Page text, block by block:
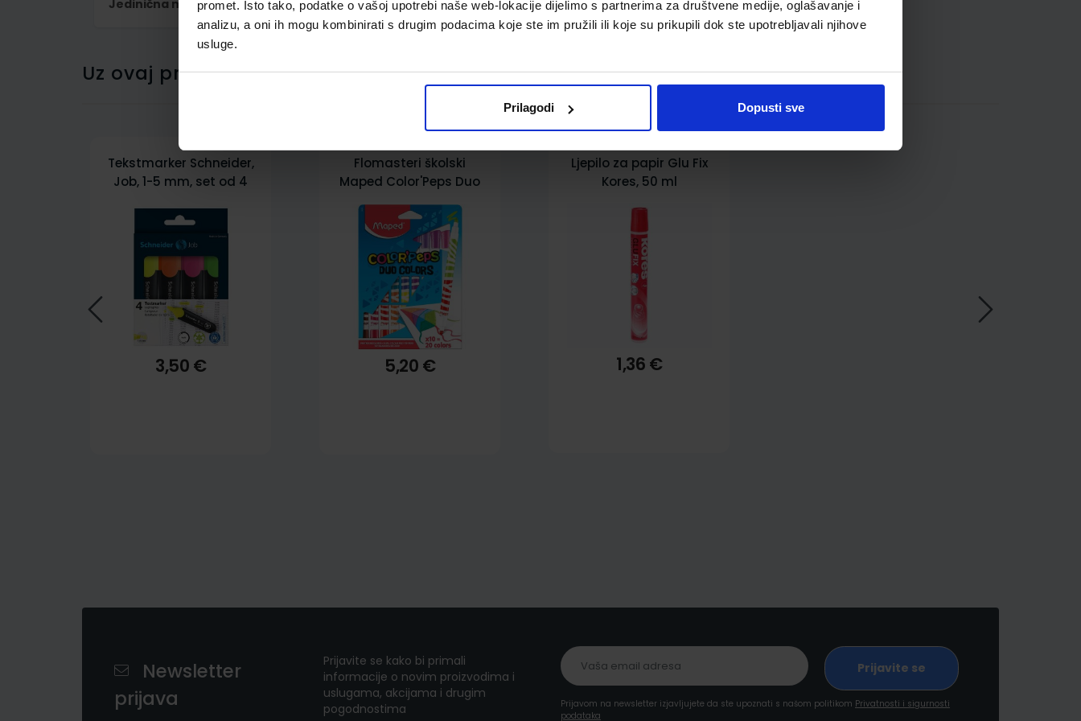
promet. Isto tako, podatke o vašoj upotrebi naše web-lokacije dijelimo s partnerima za društvene medije, oglašavanje i
analizu, a oni ih mogu kombinirati s drugim podacima koje ste im pružili ili koje su prikupili dok ste upotrebljavali njihove
usluge.
Prilagodi Dopusti sve
Jedinična mjera
kom
Uz ovaj proizvod kupci su kupili i ovo…
Tekstmarker Schneider,
Job, 1-5 mm, set od 4
3,50 €
Flomasteri školski
Maped Color'Peps Duo
5,20 €
Ljepilo za papir Glu Fix
Kores, 50 ml
1,36 €
Newsletter
prijava
Prijavite se kako bi primali
informacije o novim proizvodima i
uslugama, akcijama i drugim
pogodnostima
Prijavom na newsletter izjavljujete da ste upoznati s našom politikom Privatnosti i sigurnosti
podataka